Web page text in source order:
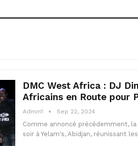
DMC West Africa : DJ
Africains en Route pour
Admin1 Sep 22, 2024
Comme annoncé précédemment,
soir à Yelam's, Abidjan, réunissant